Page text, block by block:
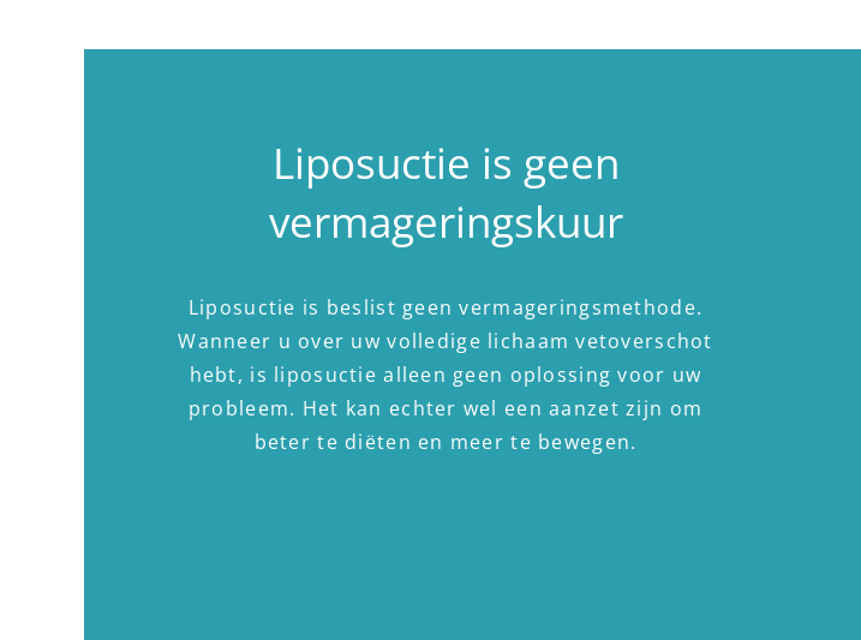
Liposuctie is geen
vermageringskuur
Liposuctie is beslist geen vermageringsmethode.
Wanneer u over uw volledige lichaam vetoverschot
hebt, is liposuctie alleen geen oplossing voor uw
probleem. Het kan echter wel een aanzet zijn om
beter te diëten en meer te bewegen.